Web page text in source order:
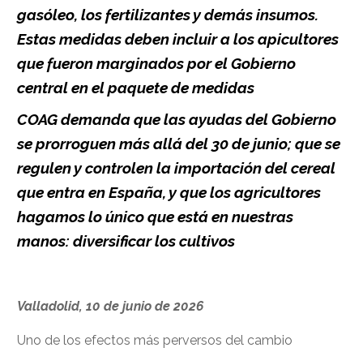
gasóleo, los fertilizantes y demás insumos.
Estas medidas deben incluir a los apicultores
que fueron marginados por el Gobierno
central en el paquete de medidas
COAG demanda que las ayudas del Gobierno
se prorroguen más allá del 30 de junio; que se
regulen y controlen la importación del cereal
que entra en España, y que los agricultores
hagamos lo único que está en nuestras
manos: diversificar los cultivos
Valladolid, 10 de junio de 2026
Uno de los efectos más perversos del cambio